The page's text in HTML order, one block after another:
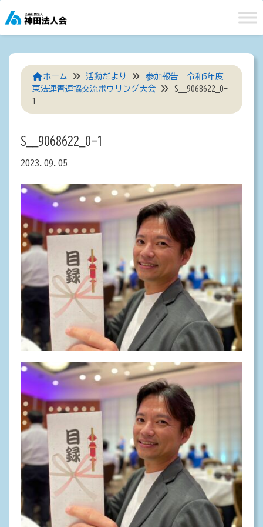
to
content
ホーム 活動だより
参加報告｜令和5年度
東法連青連協交流ボウリング大会
S__9068622_0-
1
S__9068622_0-1
2023.09.05